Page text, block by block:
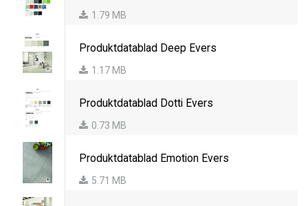
1.79 MB
Produktdatablad Deep Evers
1.17 MB
Produktdatablad Dotti Evers
0.73 MB
Produktdatablad Emotion Evers
5.71 MB